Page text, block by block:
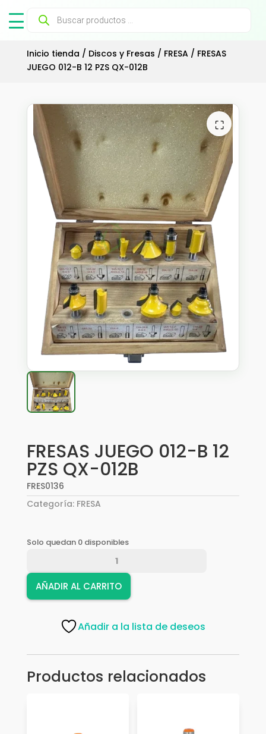
Búsqueda
productos
Inicio tienda / Discos y Fresas / FRESA/ FRESAS
JUEGO 012-B 12 PZS QX-012B
⛶
FRESAS JUEGO 012-B 12
PZS QX-012B
FRES0136
Categoría: FRESA
Solo quedan 0 disponibles
012-
B
AÑADIR AL CARRITO
Añadir a la lista de deseos
Productos relacionados